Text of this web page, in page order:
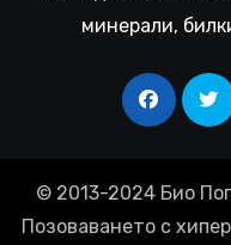
минерали,
© 2013-2024 Био
Позоваването с